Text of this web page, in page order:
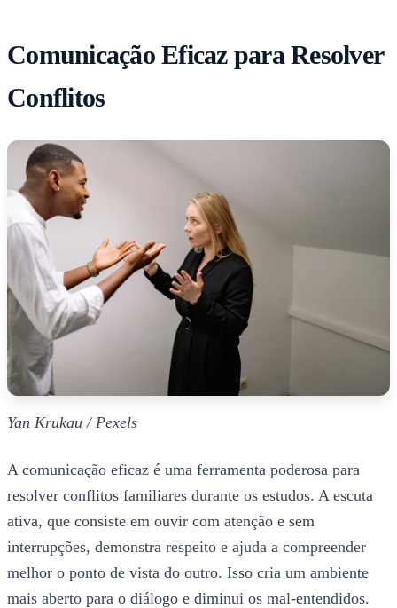
Comunicação Eficaz para Resolver
Conflitos
Yan Krukau / Pexels
A comunicação eficaz é uma ferramenta poderosa para
resolver conflitos familiares durante os estudos. A escuta
ativa, que consiste em ouvir com atenção e sem
interrupções, demonstra respeito e ajuda a compreender
melhor o ponto de vista do outro. Isso cria um ambiente
mais aberto para o diálogo e diminui os mal-entendidos.